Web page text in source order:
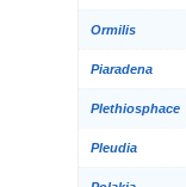
Ormilis
Piaradena
Plethiosphace
Pleudia